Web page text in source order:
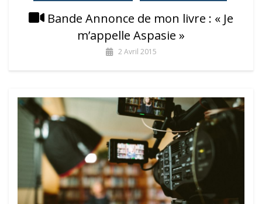
Bande Annonce de mon livre : « Je
m’appelle Aspasie »
2 Avril 2015